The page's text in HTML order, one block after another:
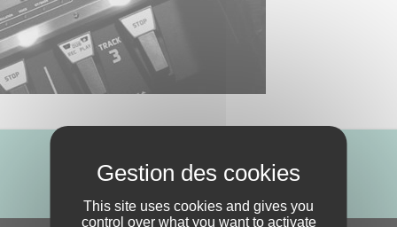
ABONNE-TOI !
This site uses cookies and gives you
control over what you want to activate